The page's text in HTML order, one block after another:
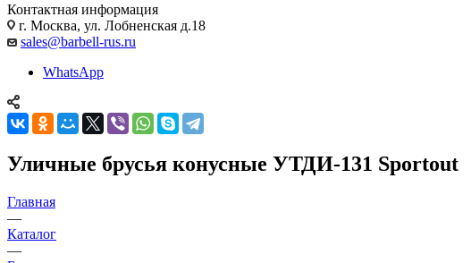
Контактная информация
г. Москва, ул. Лобненская д.18
sales@barbell-rus.ru
WhatsApp
Уличные брусья конусные УТДИ-131 Sportout
Главная
—
Каталог
—